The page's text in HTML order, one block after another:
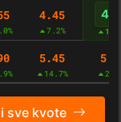
4.45
7.2%
5.45
14.7%
sve kvote